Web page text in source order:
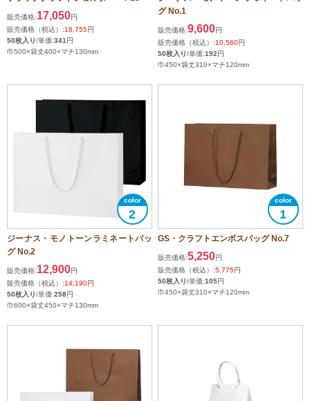
販売価格:17,050円
販売価格（税込）:18,755円
50枚入り/単価:341 円
巾500×袋丈400×マチ130mm
グ No.1
販売価格:9,600円
販売価格（税込）:10,560円
50枚入り/単価:192円
巾450×袋丈310×マチ120mm
2
ジーナス・モノトーンラミネートバッ
グ No.2
販売価格:12,900円
販売価格（税込）:14,190円
50枚入り/単価:258円
巾600×袋丈450×マチ130mm
1
GS・クラフトエンボスバッグ No.7
販売価格:5,250円
販売価格（税込）:5,775円
50枚入り/単価:105円
巾450×袋丈310×マチ120mm